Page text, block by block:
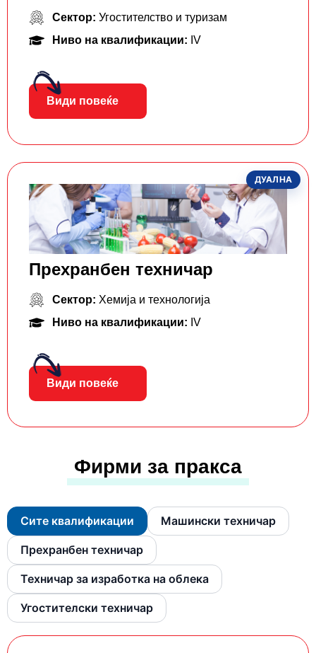
Сектор: Угостителство и туризам
Ниво на квалификации: IV
Види повеќе
ДУАЛНА
Прехранбен техничар
Сектор: Хемија и технологија
Ниво на квалификации: IV
Види повеќе
Фирми за пракса
Сите квалификации Машински техничар
Прехранбен техничар
Техничар за изработка на облека
Угостителски техничар